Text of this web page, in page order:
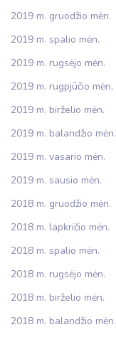
2019 m. gruodžio mėn.
2019 m. spalio mėn.
2019 m. rugsėjo mėn.
2019 m. rugpjūčio mėn.
2019 m. birželio mėn.
2019 m. balandžio mėn.
2019 m. vasario mėn.
2019 m. sausio mėn.
2018 m. gruodžio mėn.
2018 m. lapkričio mėn.
2018 m. spalio mėn.
2018 m. rugsėjo mėn.
2018 m. birželio mėn.
2018 m. balandžio mėn.